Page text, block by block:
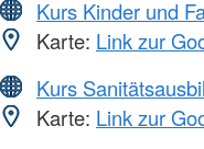
Kurs Kinder und
Karte: Link zur
Kurs
Karte: Link zur